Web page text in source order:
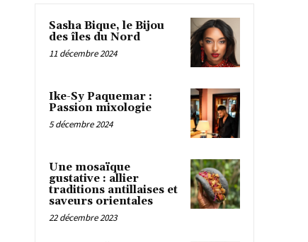
Sasha Bique, le Bijou
des îles du Nord
11 décembre 2024
Ike-Sy Paquemar :
Passion mixologie
5 décembre 2024
Une mosaïque
gustative : allier
traditions antillaises et
saveurs orientales
22 décembre 2023